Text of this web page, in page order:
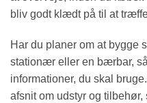
bliv godt klædt på til at
Har du planer om at bygge
stationær eller en bærbar,
informationer, du skal
afsnit om udstyr og